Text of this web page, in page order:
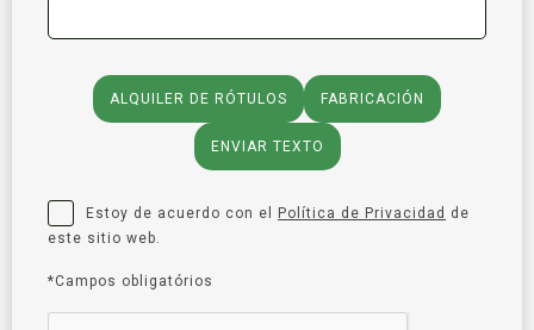
ALQUILER DE RÓTULOS FABRICACIÓN
ENVIAR TEXTO
Estoy de acuerdo con el Política de Privacidad de
este sitio web.
*Campos obligatórios